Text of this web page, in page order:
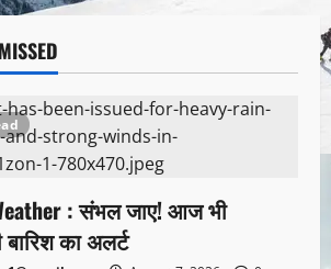
: संभल जाए! आज भी
का अलर्ट